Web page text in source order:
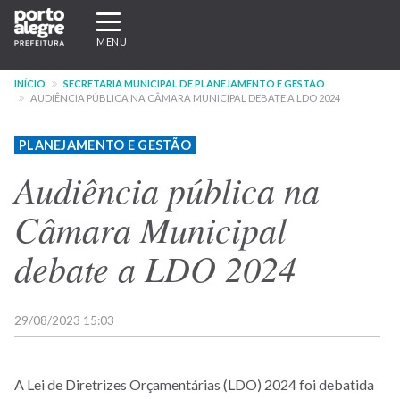
Pular
para
conteúdo
principal
Expandir/recolher
navegação
MENU
INÍCIO
SECRETARIA MUNICIPAL DE PLANEJAMENTO E GESTÃO
AUDIÊNCIA PÚBLICA NA CÂMARA MUNICIPAL DEBATE A LDO 2024
PLANEJAMENTO E GESTÃO
Audiência pública na
Câmara Municipal
debate a LDO 2024
29/08/2023 15:03
A Lei de Diretrizes Orçamentárias (LDO) 2024 foi debatida